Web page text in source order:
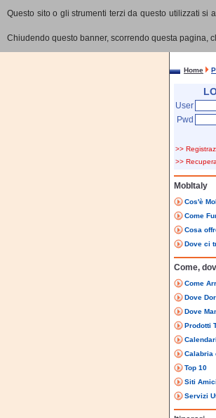
Questo sito o gli strumenti terzi da questo utilizzati
Chiudendo questo banner, scorrendo questa pagina,
Home
User
Pwd
>>
>>
MobItaly
Cos'è
Come
Cosa
Dove ci
Come,
Come
Dove
Dove
Prodotti
Calabria
Top 10
Siti Amici
Servizi